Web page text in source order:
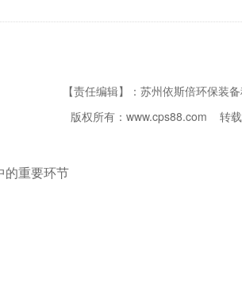
【责任编辑】：苏州依斯倍环保装
版权所有：www.cps88.com 转
的重要环节